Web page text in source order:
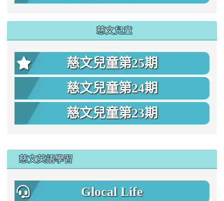
慈文兒童
慈文兒童第25期
慈文兒童第24期
慈文兒童第23期
慈文英語學習
Glocal Life